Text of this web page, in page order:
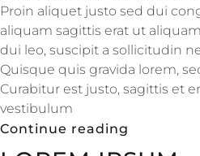
Proin aliquet justo sed dui
aliquam sagittis erat ut
dui leo, suscipit a sollicitudin
Quisque quis gravida lorem,
Curabitur est justo, sagittis et
vestibulum
Continue reading